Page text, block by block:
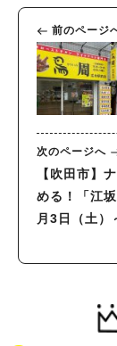
前のページ
次のページへ
【吹田市】
める！「江
月3日（土）